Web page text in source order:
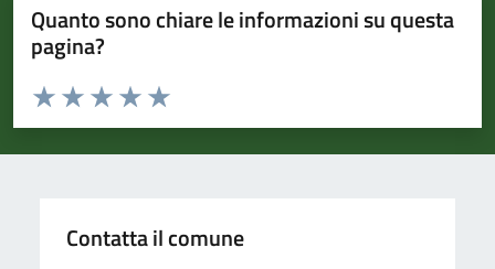
Quanto sono chiare le informazioni su questa
pagina?
Valuta da 1 a 5 stelle la pagina
Valuta 5 stelle su 5
Valuta 4 stelle su 5
Valuta 3 stelle su 5
Valuta 2 stelle su 5
Valuta 1 stelle su 5
Contatta il comune